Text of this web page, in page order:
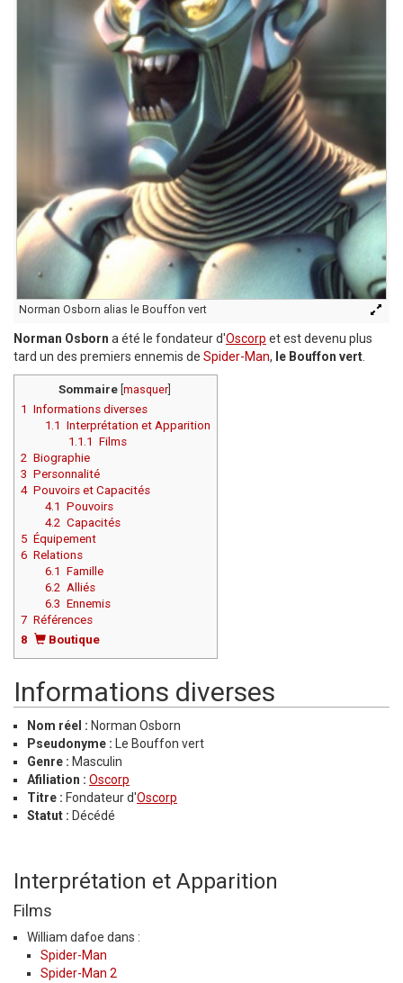
Norman Osborn alias le Bouffon vert
Norman Osborn a été le fondateur d'Oscorp et est devenu plus
tard un des premiers ennemis de Spider-Man, le Bouffon vert
Sommaire[ masquer]
1 Informations diverses
1.1 Interprétation et Apparition
1.1.1
Films
2 Biographie
3 Personnalité
4 Pouvoirs et Capacités
4.1 Pouvoirs
4.2 Capacités
5 Équipement
6 Relations
6.1 Famille
6.2 Alliés
6.3 Ennemis
7 Références
8
Boutique
Informations diverses
Nom réel : Norman Osborn
Pseudonyme : Le Bouffon vert
Genre : Masculin
Afiliation : Oscorp
Titre : Fondateur d'Oscorp
Statut : Décédé
Interprétation et Apparition
Films
William dafoe dans :
Spider-Man
Spider-Man 2